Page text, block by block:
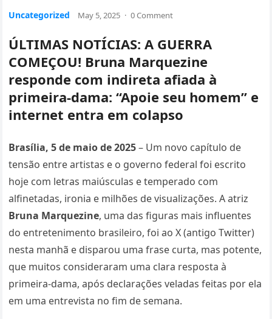
Uncategorized May 5, 2025 · 0 Comment
ÚLTIMAS NOTÍCIAS: A GUERRA
COMEÇOU! Bruna Marquezine
responde com indireta afiada à
primeira-dama: “Apoie seu homem” e
internet entra em colapso
Brasília, 5 de maio de 2025– Um novo capítulo de
tensão entre artistas e o governo federal foi escrito
hoje com letras maiúsculas e temperado com
alfinetadas, ironia e milhões de visualizações. A atriz
Bruna Marquezine, uma das figuras mais influentes
do entretenimento brasileiro, foi ao X (antigo Twitter)
nesta manhã e disparou uma frase curta, mas potente,
que muitos consideraram uma clara resposta à
primeira-dama, após declarações veladas feitas por ela
em uma entrevista no fim de semana.